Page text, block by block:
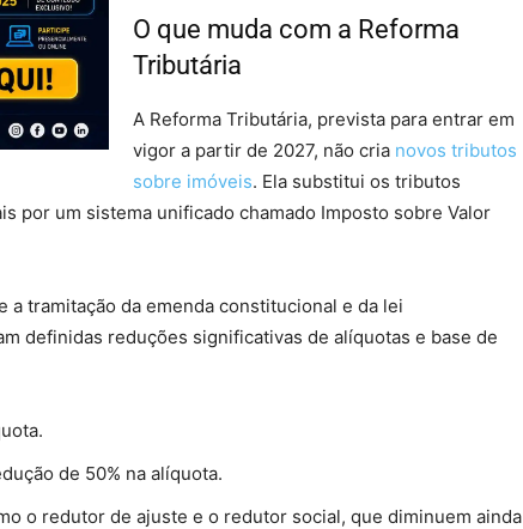
O que muda com a Reforma
Tributária
A Reforma Tributária, prevista para entrar em
vigor a partir de 2027, não cria novos tributos
sobre imóveis. Ela substitui os tributos
por um sistema unificado chamado Imposto sobre Valor
a tramitação da emenda constitucional e da lei
definidas reduções significativas de alíquotas e base de
de 50% na alíquota.
o redutor de ajuste e o redutor social, que diminuem ainda